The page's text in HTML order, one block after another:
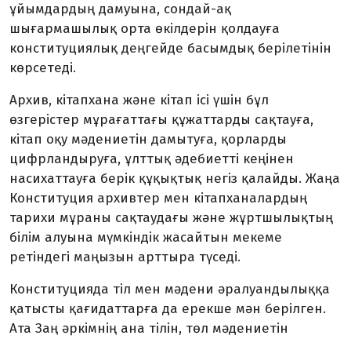
ұйымдардың дамуына, сондай-ақ
шығармашылық орта өкілдерін қолдауға
конституциялық деңгейде басымдық берілетінін
көрсетеді.
Архив, кітапхана және кітап ісі үшін бұл
өзгерістер мұрағаттағы құжаттарды сақтауға,
кітап оқу мәдениетін дамытуға, қорларды
цифрландыруға, ұлттық әдебиетті кеңінен
насихаттауға берік құқықтық негіз қалайды. Жаңа
Конституция архивтер мен кітапханалардың
тарихи мұраны сақтаудағы және жұртшылықтың
білім алуына мүмкіндік жасайтын мекеме
ретіндегі маңызын арттыра түседі.
Конституцияда тіл мен мәдени әралуандылыққа
қатысты қағидаттарға да ерекше мән берілген.
Ата Заң әркімнің ана тілін, төл мәдениетін